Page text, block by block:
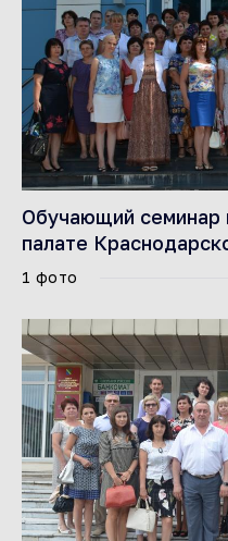
Обучающий семинар
палате
1 фото